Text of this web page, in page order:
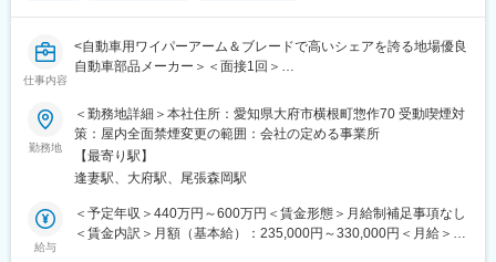
変更の範囲：会社の定める業務
給に欠かせない製品を製造、販売しています。
配電用機器は長いものでは30年以上のロングセラーとなってお
■教育体制：
社会人としての一般常識を身につける風土があり、職種に関わら
ず簿記3級以上の取得を義務付けてます。通信教育代および試験2
回までの費用は会社負担。英会話やグロービスのビジネススクー
ル受講機会もあります。
仕事内容
<自動車用ワイパーアーム＆ブレードで高いシェアを誇る地場優良
自動車部品メーカー＞＜面接1回＞
■業務内容：
当社商品の生産技術をお任せいたします。
生産技術職とは：工場で物を作るための機械や方法を考えたり、
改善したりする職種です。
具体的には・・
・生産プロセスの設計、開発、改善
勤務地
＜勤務地詳細＞本社住所：愛知県大府市横根町惣作70 受動喫煙対
策：屋内全面禁煙変更の範囲：会社の定める事業所
【最寄り駅】
逢妻駅、大府駅、尾張森岡駅
給与
＜予定年収＞440万円～600万円＜賃金形態＞月給制補足事項なし
＜賃金内訳＞月額（基本給）：235,000円～330,000円＜月給＞